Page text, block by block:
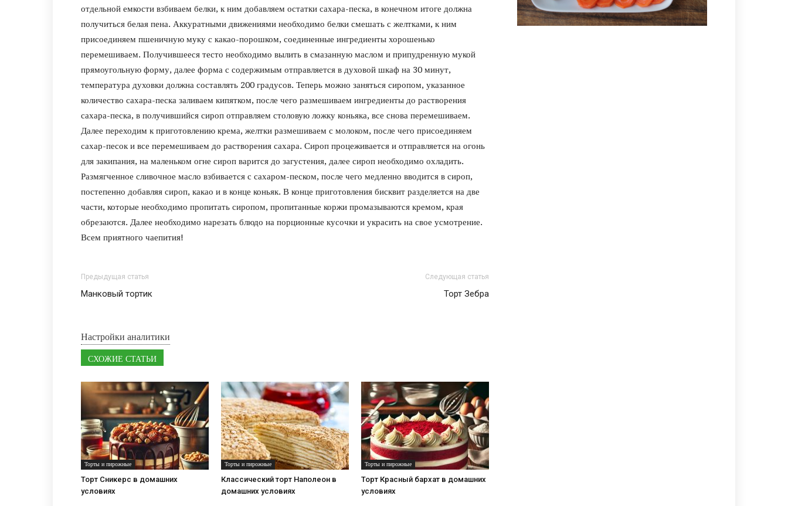
отдельной емкости взбиваем белки, к ним добавляем остатки сахара-песка, в конечном итоге должна
получиться белая пена. Аккуратными движениями необходимо белки смешать с желтками, к ним
присоединяем пшеничную муку с какао-порошком, соединенные ингредиенты хорошенько
перемешиваем. Получившееся тесто необходимо вылить в смазанную маслом и припудренную мукой
прямоугольную форму, далее форма с содержимым отправляется в духовой шкаф на 30 минут,
температура духовки должна составлять 200 градусов. Теперь можно заняться сиропом, указанное
количество сахара-песка заливаем кипятком, после чего размешиваем ингредиенты до растворения
сахара-песка, в получившийся сироп отправляем столовую ложку коньяка, все снова перемешиваем.
Далее переходим к приготовлению крема, желтки размешиваем с молоком, после чего присоединяем
сахар-песок и все перемешиваем до растворения сахара. Сироп процеживается и отправляется на огонь
для закипания, на маленьком огне сироп варится до загустения, далее сироп необходимо охладить.
Размягченное сливочное масло взбивается с сахаром-песком, после чего медленно вводится в сироп,
постепенно добавляя сироп, какао и в конце коньяк. В конце приготовления бисквит разделяется на две
части, которые необходимо пропитать сиропом, пропитанные коржи промазываются кремом, края
обрезаются. Далее необходимо нарезать блюдо на порционные кусочки и украсить на свое усмотрение.
Всем приятного чаепития!
Предыдущая статья
Манковый тортик
Следующая статья
Торт Зебра
Настройки аналитики
СХОЖИЕ СТАТЬИ
Торты и пирожные
Торт Сникерс в домашних
условиях
Торты и пирожные
Классический торт Наполеон в
домашних условиях
Торты и пирожные
Торт Красный бархат в домашних
условиях